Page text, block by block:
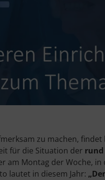
zu machen,
für die Situation der rund
Montag der Woche,
lautet in diesem Jahr: